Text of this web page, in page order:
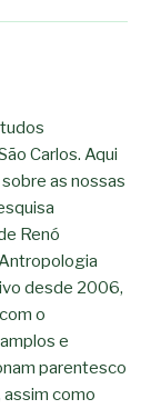
Carlos. Aqui
as nossas
Renó
desde 2006,
o
e
parentesco
como